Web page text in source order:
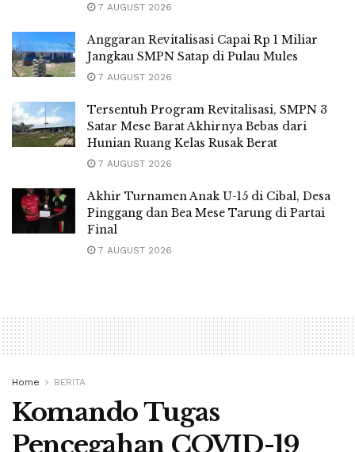
7 AUGUST 2026
Anggaran Revitalisasi Capai Rp 1 Miliar
Jangkau SMPN Satap di Pulau Mules
7 AUGUST 2026
Tersentuh Program Revitalisasi, SMPN 3
Satar Mese Barat Akhirnya Bebas dari
Hunian Ruang Kelas Rusak Berat
7 AUGUST 2026
Akhir Turnamen Anak U-15 di Cibal, Desa
Pinggang dan Bea Mese Tarung di Partai
Final
7 AUGUST 2026
Home BERITA
Komando Tugas
Pencegahan COVID-19